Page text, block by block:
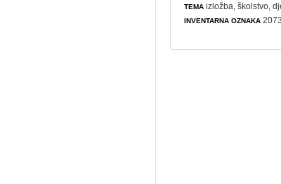
TEMA izložba ,školstvo ,
INVENTARNA OZNAKA 2073